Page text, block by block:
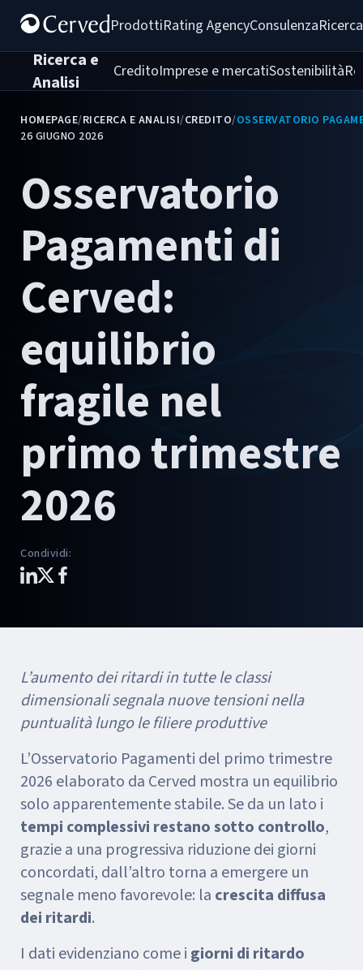
ProdottiRating AgencyConsulenza
Ricerca e
Analisi
CreditoImprese e mercatiSostenibilità
HOMEPAGE/RICERCA E ANALISI/CREDITO/OSSERVATORIO
26 GIUGNO 2026
Osservatorio
Pagamenti di
Cerved:
equilibrio
fragile nel
primo trimestre
2026
Condividi:
L’aumento dei ritardi in tutte le classi
dimensionali segnala nuove tensioni nella
puntualità lungo le filiere produttive
L’Osservatorio Pagamenti del primo trimestre
2026 elaborato da Cerved mostra un equilibrio
solo apparentemente stabile. Se da un lato i
tempi complessivi restano sotto controllo,
grazie a una progressiva riduzione dei giorni
concordati, dall’altro torna a emergere un
segnale meno favorevole: la crescita diffusa
dei ritardi.
I dati evidenziano come i giorni di ritardo